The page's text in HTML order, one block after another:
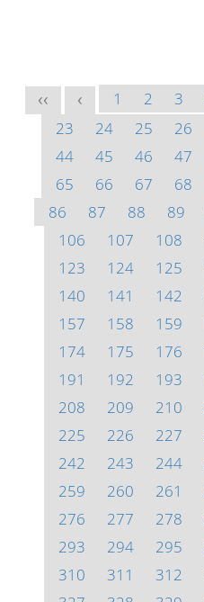
<< < 1 2 3
23
24 25 26
44
45 46 47
65
66 67 68
86
87 88 89
106
107 108
123
124 125
140
141 142
157
158 159
174
175 176
191
192 193
208
209 210
225
226 227
242
243 244
259
260 261
276
277 278
293
294 295
310
311 312